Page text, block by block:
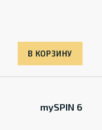
В КОРЗИНУ
mySPIN 6